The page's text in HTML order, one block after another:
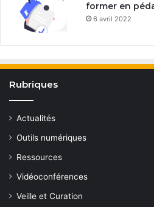
former en
6 avril 2022
Rubriques
Actualités
Outils numériques
Ressources
Vidéoconférences
Veille et Curation